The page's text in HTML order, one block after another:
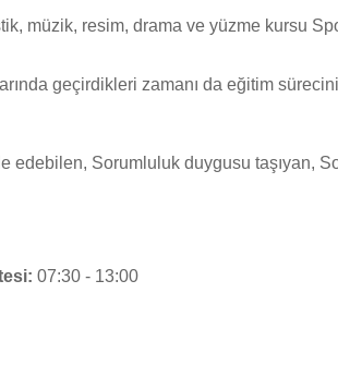
müzik, resim, drama ve yüzme kursu
geçirdikleri zamanı da eğitim
Sorumluluk duygusu taşıyan,
07:30 - 13:00